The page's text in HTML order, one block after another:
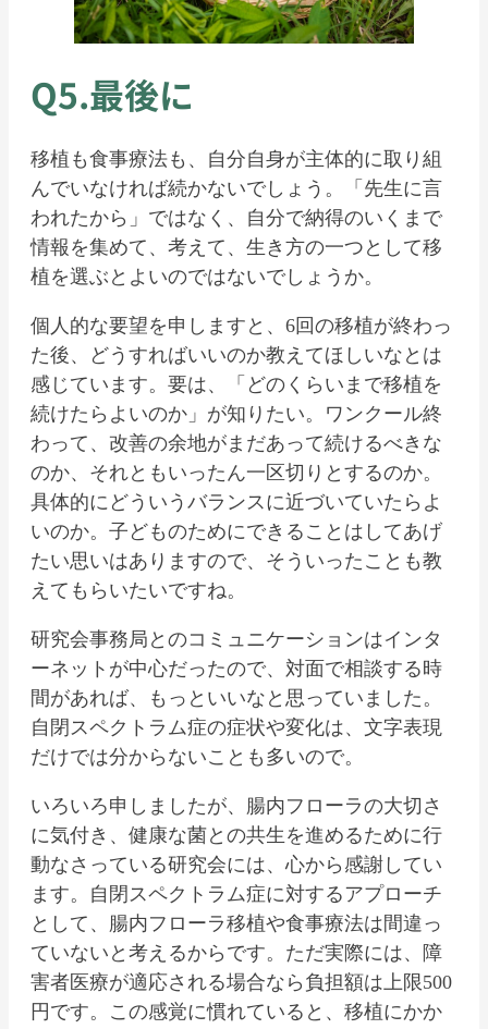
Q5.最後に
移植も食事療法も、自分自身が主体的に取り組
んでいなければ続かないでしょう。「先生に言
われたから」ではなく、自分で納得のいくまで
情報を集めて、考えて、生き方の一つとして移
植を選ぶとよいのではないでしょうか。
個人的な要望を申しますと、6回の移植が終わっ
た後、どうすればいいのか教えてほしいなとは
感じています。要は、「どのくらいまで移植を
続けたらよいのか」が知りたい。ワンクール終
わって、改善の余地がまだあって続けるべきな
のか、それともいったん一区切りとするのか。
具体的にどういうバランスに近づいていたらよ
いのか。子どものためにできることはしてあげ
たい思いはありますので、そういったことも教
えてもらいたいですね。
研究会事務局とのコミュニケーションはインタ
ーネットが中心だったので、対面で相談する時
間があれば、もっといいなと思っていました。
自閉スペクトラム症の症状や変化は、文字表現
だけでは分からないことも多いので。
いろいろ申しましたが、腸内フローラの大切さ
に気付き、健康な菌との共生を進めるために行
動なさっている研究会には、心から感謝してい
ます。自閉スペクトラム症に対するアプローチ
として、腸内フローラ移植や食事療法は間違っ
ていないと考えるからです。ただ実際には、障
害者医療が適応される場合なら負担額は上限500
円です。この感覚に慣れていると、移植にかか